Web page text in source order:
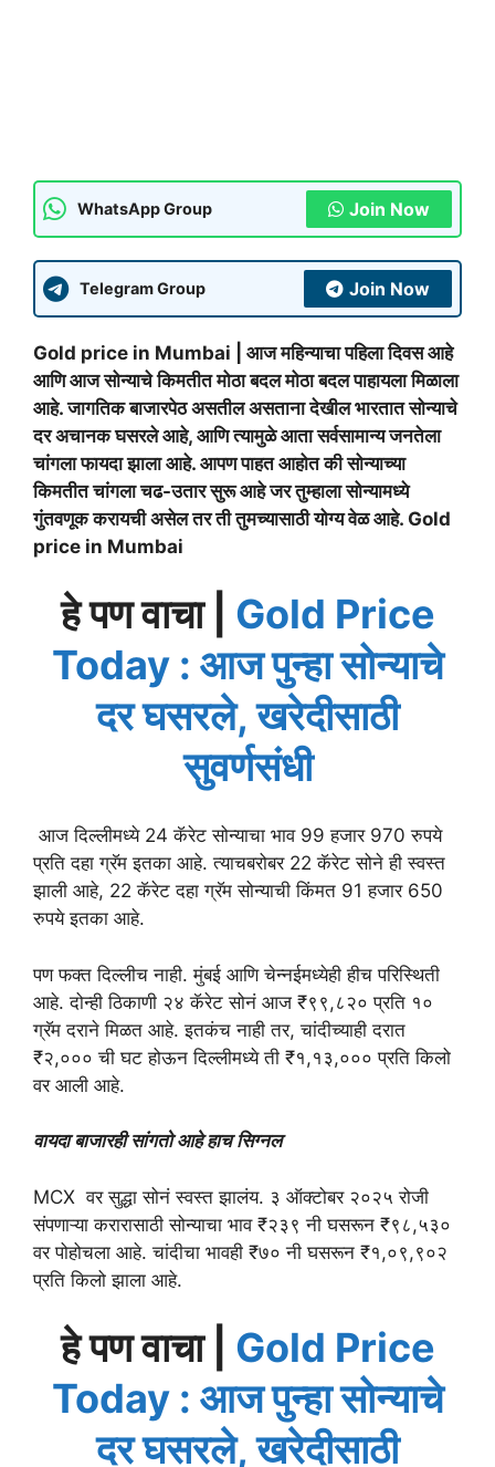
WhatsApp Group Join Now
Telegram Group Join Now
Gold price in Mumbai | आज महिन्याचा पहिला दिवस आहे
आणि आज सोन्याचे किमतीत मोठा बदल मोठा बदल पाहायला मिळाला
आहे. जागतिक बाजारपेठ असतील असताना देखील भारतात सोन्याचे
दर अचानक घसरले आहे, आणि त्यामुळे आता सर्वसामान्य जनतेला
चांगला फायदा झाला आहे. आपण पाहत आहोत की सोन्याच्या
किमतीत चांगला चढ-उतार सुरू आहे जर तुम्हाला सोन्यामध्ये
गुंतवणूक करायची असेल तर ती तुमच्यासाठी योग्य वेळ आहे. Gold
price in Mumbai
हे पण वाचा | Gold Price
Today : आज पुन्हा सोन्याचे
दर घसरले, खरेदीसाठी
सुवर्णसंधी
आज दिल्लीमध्ये 24 कॅरेट सोन्याचा भाव 99 हजार 970 रुपये
प्रति दहा ग्रॅम इतका आहे. त्याचबरोबर 22 कॅरेट सोने ही स्वस्त
झाली आहे, 22 कॅरेट दहा ग्रॅम सोन्याची किंमत 91 हजार 650
रुपये इतका आहे.
पण फक्त दिल्लीच नाही. मुंबई आणि चेन्नईमध्येही हीच परिस्थिती
आहे. दोन्ही ठिकाणी २४ कॅरेट सोनं आज ₹९९,८२० प्रति १०
ग्रॅम दराने मिळत आहे. इतकंच नाही तर, चांदीच्याही दरात
₹२,००० ची घट होऊन दिल्लीमध्ये ती ₹१,१३,००० प्रति किलो
वर आली आहे.
वायदा बाजारही सांगतो आहे हाच सिग्नल
MCX वर सुद्धा सोनं स्वस्त झालंय. ३ ऑक्टोबर २०२५ रोजी
संपणाऱ्या करारासाठी सोन्याचा भाव ₹२३९ नी घसरून ₹९८,५३०
वर पोहोचला आहे. चांदीचा भावही ₹७० नी घसरून ₹१,०९,९०२
प्रति किलो झाला आहे.
हे पण वाचा | Gold Price
Today : आज पुन्हा सोन्याचे
दर घसरले, खरेदीसाठी